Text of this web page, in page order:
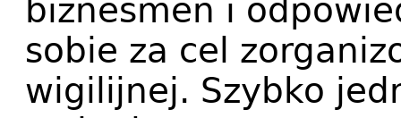
biznesmen i
sobie za cel
wigilijnej. Szybko